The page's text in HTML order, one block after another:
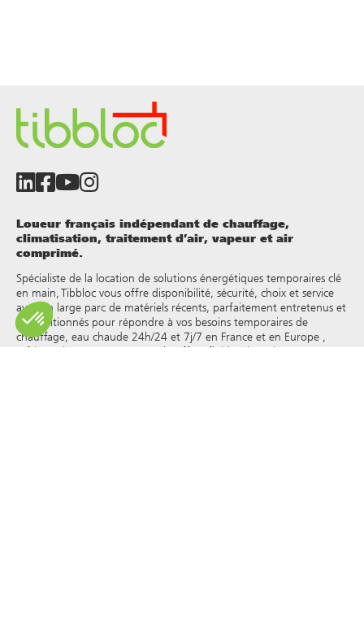
Loueur français indépendant de chauffage,
climatisation, traitement d’air, vapeur et air
comprimé.
Spécialiste de la location de solutions énergétiques temporaires clé
en main, Tibbloc vous offre disponibilité, sécurité, choix et service
avec un large parc de matériels récents, parfaitement entretenus et
reconditionnés pour répondre à vos besoins temporaires de
chauffage, eau chaude 24h/24 et 7j/7 en France et en Europe ,
réfrigération, vapeur, eau surchauffée, fluides thermiques et autres.